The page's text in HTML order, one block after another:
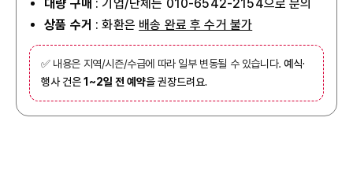
대량 구매 : 기업/단체는 010-6542-2154으로 문의
상품 수거 : 화환은 배송 완료 후 수거 불가
✅ 내용은 지역/시즌/수급에 따라 일부 변동될 수 있습니다.예식·
행사 건은1~2일 전 예약을 권장드려요.